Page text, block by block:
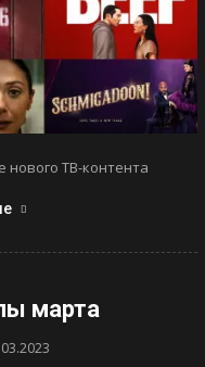
нового ТВ-контента
марта